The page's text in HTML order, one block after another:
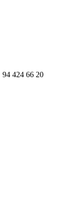
94 424 66 20